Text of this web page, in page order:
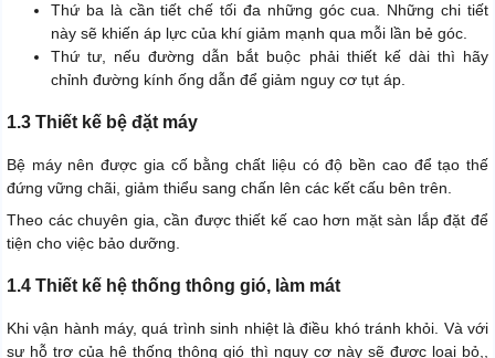
Thứ ba là cần tiết chế tối đa những góc cua. Những chi tiết
này sẽ khiến áp lực của khí giảm mạnh qua mỗi lần bẻ góc.
Thứ tư, nếu đường dẫn bắt buộc phải thiết kế dài thì hãy
chỉnh đường kính ống dẫn để giảm nguy cơ tụt áp.
1.3 Thiết kế bệ đặt máy
Bệ máy nên được gia cố bằng chất liệu có độ bền cao để tạo thế
đứng vững chãi, giảm thiểu sang chấn lên các kết cấu bên trên.
Theo các chuyên gia, cần được thiết kế cao hơn mặt sàn lắp đặt để
tiện cho việc bảo dưỡng.
1.4 Thiết kế hệ thống thông gió, làm mát
Khi vận hành máy, quá trình sinh nhiệt là điều khó tránh khỏi. Và với
sự hỗ trợ của hệ thống thông gió thì nguy cơ này sẽ được loại bỏ,,